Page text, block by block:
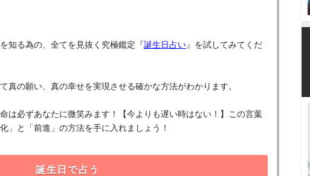
知る為の、全てを見抜く究極鑑定『誕生日占い 』を試してみてくだ
真の願い、真の幸せを実現させる確かな方法がわかります。
は必ずあなたに微笑みます！【今よりも遅い時はない！】この言葉
」と「前進」の方法を手に入れましょう！
誕生日で占う